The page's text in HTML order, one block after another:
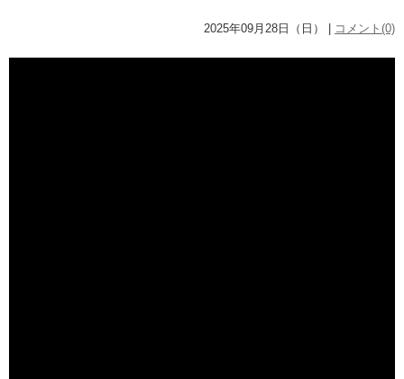
2025年09月28日（日） | コメント(0)